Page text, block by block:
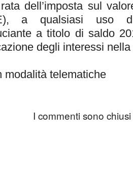
dell’imposta sul
a qualsiasi uso
a titolo di saldo
degli interessi
modalità telematiche
I commenti sono chiusi